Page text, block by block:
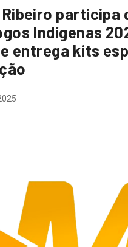
participa
Indígenas
entrega kits